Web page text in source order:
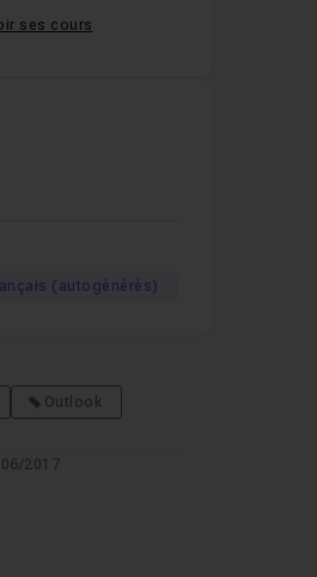
ses cours
(autogénérés)
Outlook
2017